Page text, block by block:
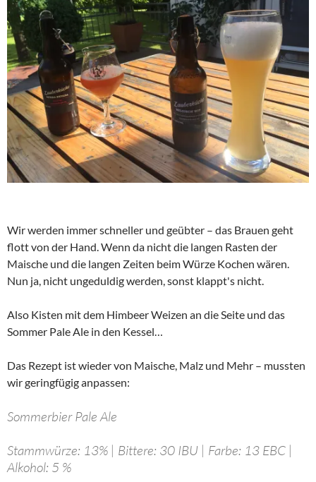
Wir werden immer schneller und geübter – das Brauen geht
flott von der Hand. Wenn da nicht die langen Rasten der
Maische und die langen Zeiten beim Würze Kochen wären.
Nun ja, nicht ungeduldig werden, sonst klappt's nicht.
Also Kisten mit dem Himbeer Weizen an die Seite und das
Sommer Pale Ale in den Kessel…
Das Rezept ist wieder von Maische, Malz und Mehr – mussten
wir geringfügig anpassen:
Sommerbier Pale Ale
Stammwürze: 13% | Bittere: 30 IBU | Farbe: 13 EBC |
Alkohol: 5 %